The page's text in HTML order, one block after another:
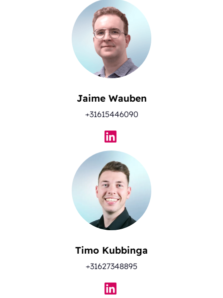
Jaime Wauben
+31615446090
Timo Kubbinga
+31627348895